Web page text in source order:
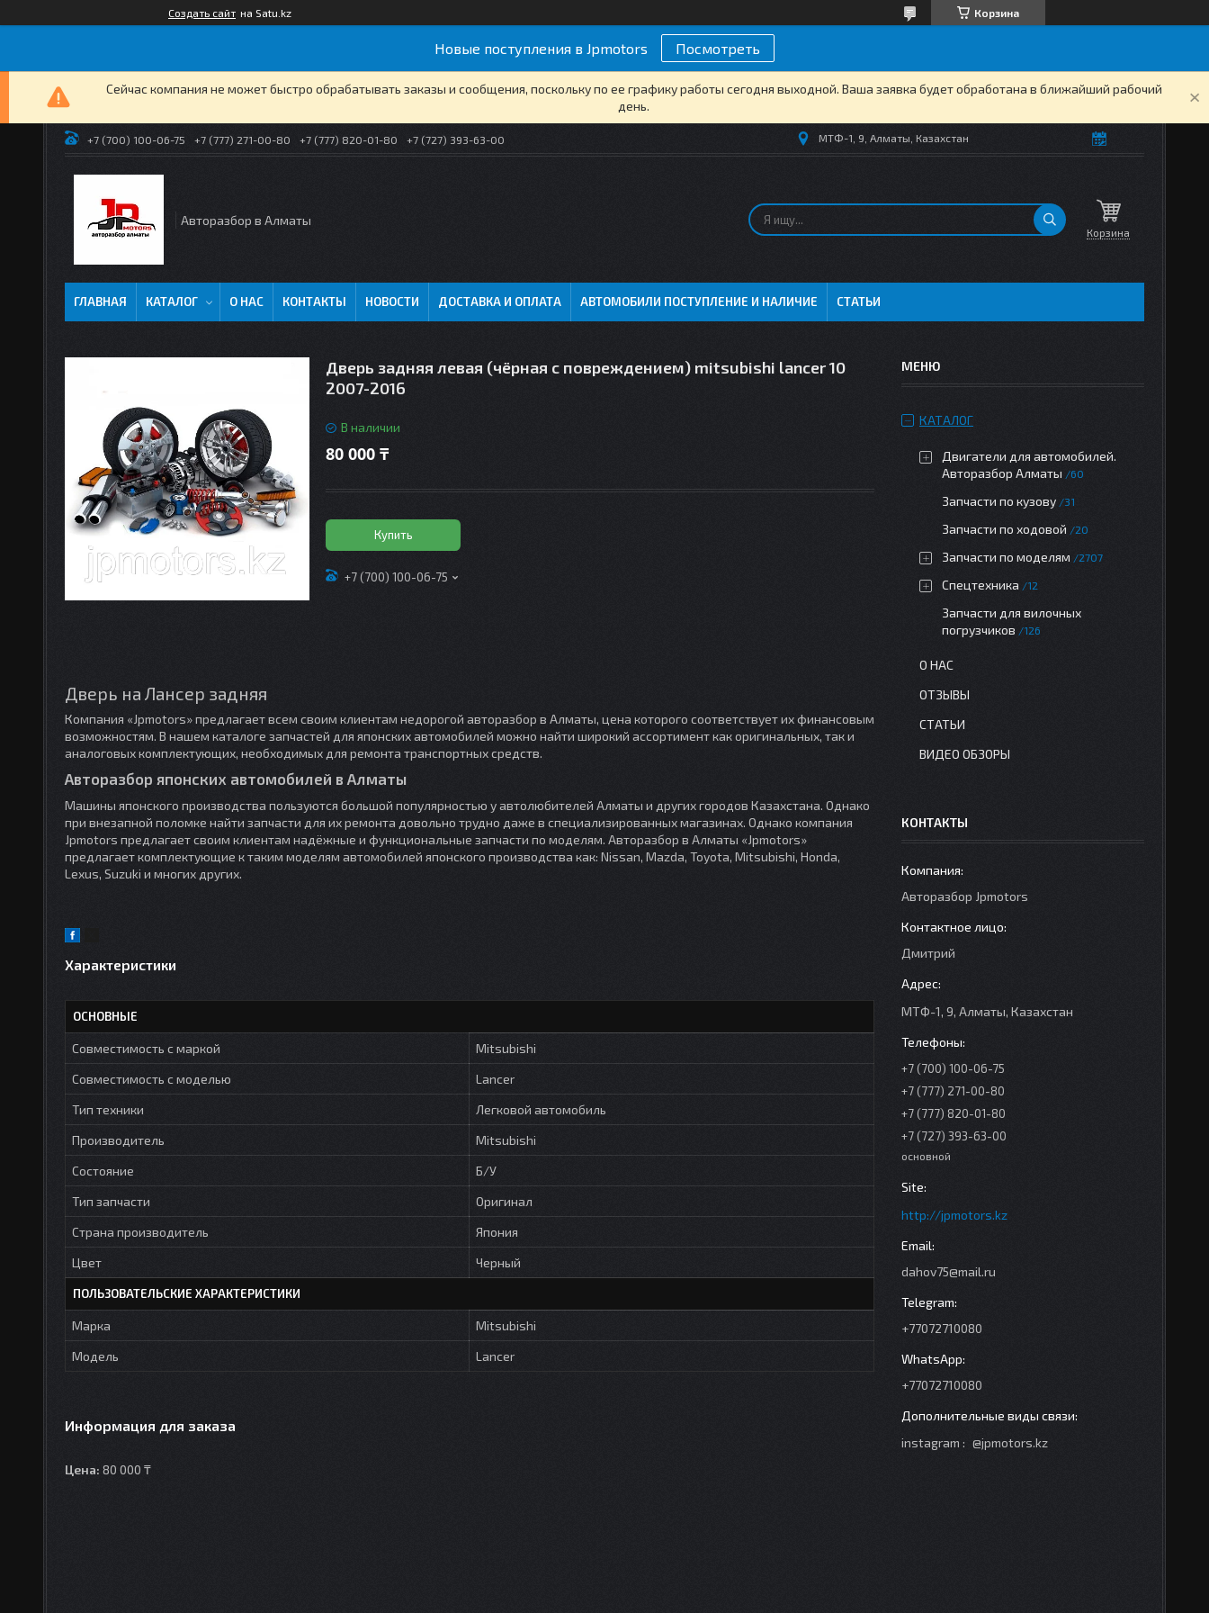
Создать сайт на Satu.kz Корзина
Новые поступления в Jpmotors Посмотреть
Сейчас компания не может быстро обрабатывать заказы и сообщения, поскольку по ее графику работы сегодня выходной. Ваша заявка будет обработана в ближайший рабочий
день.
+7 (700) 100-06-75 +7 (777) 271-00-80 +7 (777) 820-01-80 +7 (727) 393-63-00 МТФ-1, 9, Алматы, Казахстан
Авторазбор в Алматы
Корзина
ГЛАВНАЯ КАТАЛОГ О НАС КОНТАКТЫ НОВОСТИ ДОСТАВКА И ОПЛАТА АВТОМОБИЛИ ПОСТУПЛЕНИЕ И НАЛИЧИЕ СТАТЬИ
Дверь задняя левая (чёрная с повреждением) mitsubishi lancer 10
2007-2016
В наличии
80 000 ₸
Купить
+7 (700) 100-06-75
Дверь на Лансер задняя
Компания «Jpmotors» предлагает всем своим клиентам недорогой авторазбор в Алматы, цена которого соответствует их финансовым
возможностям. В нашем каталоге запчастей для японских автомобилей можно найти широкий ассортимент как оригинальных, так и
аналоговых комплектующих, необходимых для ремонта транспортных средств.
Авторазбор японских автомобилей в Алматы
Машины японского производства пользуются большой популярностью у автолюбителей Алматы и других городов Казахстана. Однако
при внезапной поломке найти запчасти для их ремонта довольно трудно даже в специализированных магазинах. Однако компания
Jpmotors предлагает своим клиентам надёжные и функциональные запчасти по моделям. Авторазбор в Алматы «Jpmotors»
предлагает комплектующие к таким моделям автомобилей японского производства как: Nissan, Mazda, Toyota, Mitsubishi, Honda,
Lexus, Suzuki и многих других.
Характеристики
ОСНОВНЫЕ
Совместимость с маркой
Mitsubishi
Совместимость с моделью
Lancer
Тип техники
Легковой автомобиль
Производитель
Mitsubishi
Состояние
Б/У
Тип запчасти
Оригинал
Страна производитель
Япония
Цвет
Черный
ПОЛЬЗОВАТЕЛЬСКИЕ ХАРАКТЕРИСТИКИ
Марка
Mitsubishi
Модель
Lancer
Информация для заказа
Цена: 80 000 ₸
КАТАЛОГ
Двигатели для автомобилей.
Авторазбор Алматы
60
Запчасти по кузову 31
Запчасти по ходовой 20
Запчасти по моделям 2707
Спецтехника 12
Запчасти для вилочных
погрузчиков
126
О НАС
ОТЗЫВЫ
СТАТЬИ
ВИДЕО ОБЗОРЫ
КОНТАКТЫ
Авторазбор Jpmotors
Дмитрий
МТФ-1, 9, Алматы, Казахстан
+7 (700) 100-06-75
+7 (777) 271-00-80
+7 (777) 820-01-80
+7 (727) 393-63-00
основной
http://jpmotors.kz
dahov75@mail.ru
+77072710080
+77072710080
instagram @jpmotors.kz